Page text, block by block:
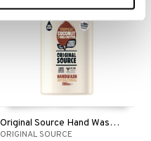
Original Source Hand Wash Coconut & Shea Butter
ORIGINAL SOURCE